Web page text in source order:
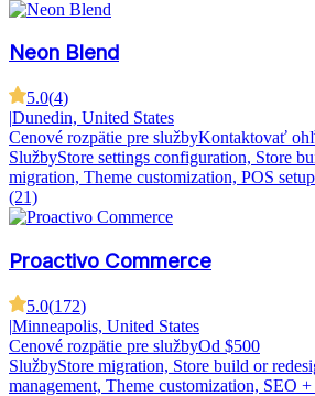
Neon Blend
5.0(4)
|Dunedin, United States
Cenové rozpätie pre službyKontaktovať
SlužbyStore settings configuration, Store
migration, Theme customization, POS
(21)
Proactivo Commerce
5.0(172)
|Minneapolis, United States
Cenové rozpätie pre službyOd $500
SlužbyStore migration, Store build or
management, Theme customization, SEO +